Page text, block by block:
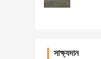
সাক্ষ্যদান